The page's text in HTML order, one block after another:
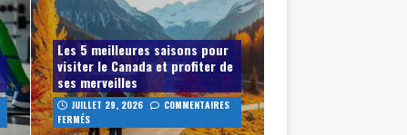
Les 5 meilleures saisons pour
visiter le Canada et profiter de
ses merveilles
JUILLET 29, 2026
COMMENTAIRES
FERMÉS